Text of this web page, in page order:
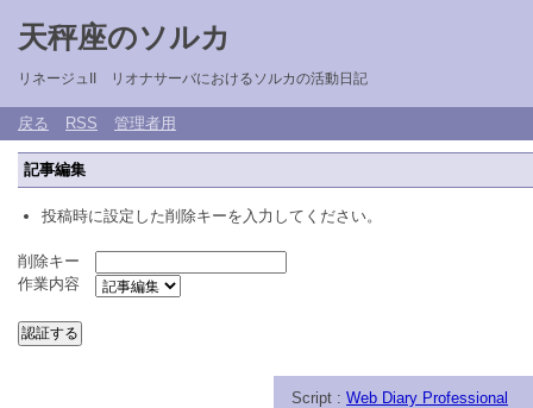
天秤座のソルカ
リネージュII リオナサーバにおけるソルカの活動日記
戻る RSS 管理者用
記事編集
投稿時に設定した削除キーを入力してください。
削除キー
作業内容
Script : Web Diary Professional